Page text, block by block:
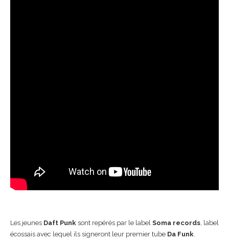
Les jeunes Daft Punk sont repérés par le label Soma records , label
écossais avec lequel ils signeront leur premier tube Da Funk